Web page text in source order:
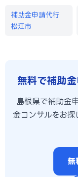
補助金申請代行
松江市
無料で補助
島根県で補助金
金コンサルをお
無